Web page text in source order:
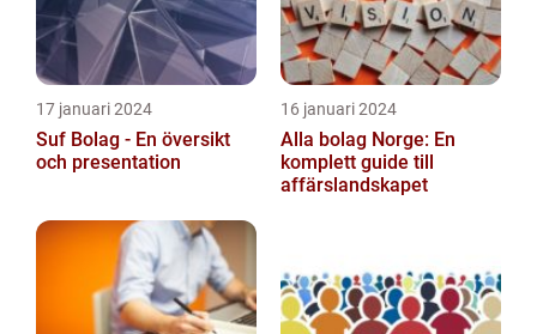
17 januari 2024
Suf Bolag - En översikt
och presentation
16 januari 2024
Alla bolag Norge: En
komplett guide till
affärslandskapet